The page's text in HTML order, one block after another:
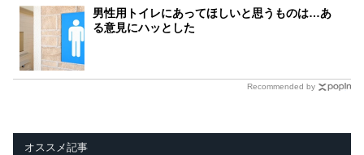
男性用トイレにあってほしいと思うものは…あ
る意見にハッとした
Recommended by
オススメ記事